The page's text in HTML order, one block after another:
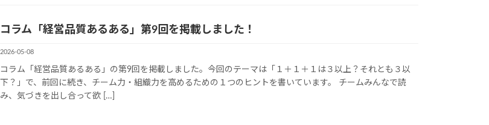
コラム「経営品質あるある」第9回を掲載しました！
2026-05-08
コラム「経営品質あるある」の第9回を掲載しました。今回のテーマは「１＋１＋１は３以上？それとも３以
下？」で、前回に続き、チーム力・組織力を高めるための１つのヒントを書いています。 チームみんなで読
み、気づきを出し合って欲 […]